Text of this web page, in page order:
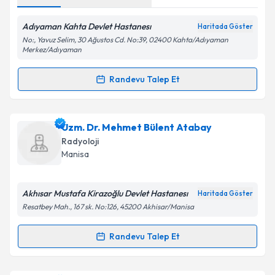
Kişisel verilerimin işlenmesine ilişkinAydınlatma
Metni'ni okudum ve kişisel verilerimin belirtilen
Adıyaman Kahta Devlet Hastanesı Haritada Göster
No:, Yavuz Selim, 30 Ağustos Cd. No:39, 02400 Kahta/Adıyaman
Merkez/Adıyaman
Randevu Talep Et
Randevu Takvimi Talebi
Dr. Oktay Alaniçin randevu takvimi talebi oluşturun.
Size bu uzmandan randevu almanız için bir takvim
hazırlandığında e-posta ile bilgilendireceğiz.
Kişisel verilerimin işlenmesine ilişkin
Metni'ni okudum ve kişisel verilerimin belirtilen
Uzm. Dr. Mehmet Bülent Atabay
Radyoloji
Manisa
Akhısar Mustafa Kirazoğlu Devlet Hastanesı Haritada Göster
Resatbey Mah., 167 sk. No:126, 45200 Akhisar/Manisa
Randevu Talep Et
Randevu Takvimi Talebi